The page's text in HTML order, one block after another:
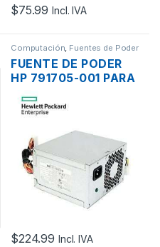
$75.99 Incl. IVA
Computación Fuentes de Poder
FUENTE DE PODER
HP 791705-001 PARA
ML110 ML30 GEN9 DE
350W
$224.99 Incl. IVA